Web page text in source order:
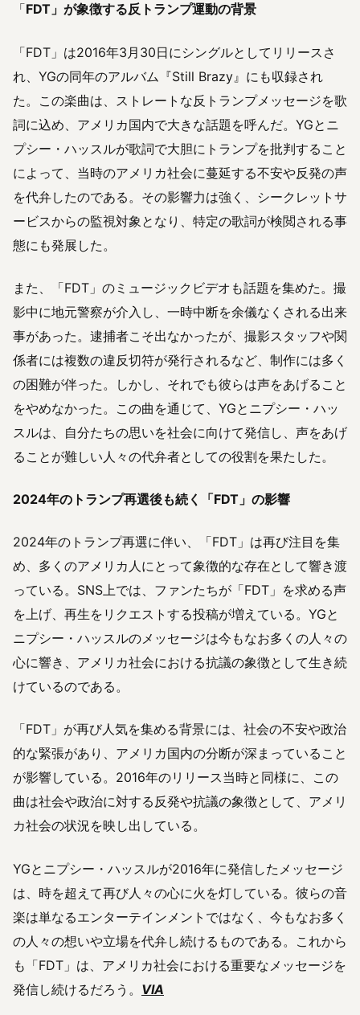
「FDT」が象徴する反トランプ運動の背景
「FDT」は2016年3月30日にシングルとしてリリースさ
れ、YGの同年のアルバム『Still Brazy』にも収録され
た。この楽曲は、ストレートな反トランプメッセージを歌
詞に込め、アメリカ国内で大きな話題を呼んだ。YGとニ
プシー・ハッスルが歌詞で大胆にトランプを批判すること
によって、当時のアメリカ社会に蔓延する不安や反発の声
を代弁したのである。その影響力は強く、シークレットサ
ービスからの監視対象となり、特定の歌詞が検閲される事
態にも発展した。
また、「FDT」のミュージックビデオも話題を集めた。撮
影中に地元警察が介入し、一時中断を余儀なくされる出来
事があった。逮捕者こそ出なかったが、撮影スタッフや関
係者には複数の違反切符が発行されるなど、制作には多く
の困難が伴った。しかし、それでも彼らは声をあげること
をやめなかった。この曲を通じて、YGとニプシー・ハッ
スルは、自分たちの思いを社会に向けて発信し、声をあげ
ることが難しい人々の代弁者としての役割を果たした。
2024年のトランプ再選後も続く「FDT」の影響
2024年のトランプ再選に伴い、「FDT」は再び注目を集
め、多くのアメリカ人にとって象徴的な存在として響き渡
っている。SNS上では、ファンたちが「FDT」を求める声
を上げ、再生をリクエストする投稿が増えている。YGと
ニプシー・ハッスルのメッセージは今もなお多くの人々の
心に響き、アメリカ社会における抗議の象徴として生き続
けているのである。
「FDT」が再び人気を集める背景には、社会の不安や政治
的な緊張があり、アメリカ国内の分断が深まっていること
が影響している。2016年のリリース当時と同様に、この
曲は社会や政治に対する反発や抗議の象徴として、アメリ
カ社会の状況を映し出している。
YGとニプシー・ハッスルが2016年に発信したメッセージ
は、時を超えて再び人々の心に火を灯している。彼らの音
楽は単なるエンターテインメントではなく、今もなお多く
の人々の想いや立場を代弁し続けるものである。これから
も「FDT」は、アメリカ社会における重要なメッセージを
発信し続けるだろう。 VIA